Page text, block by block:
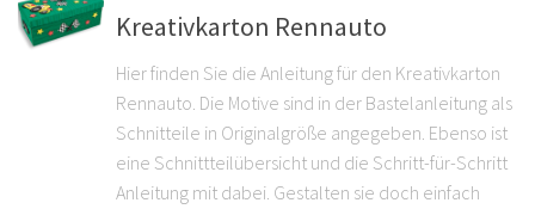
Kreativkarton Rennauto
Hier finden Sie die Anleitung für den Kreativkarton
Rennauto. Die Motive sind in der Bastelanleitung als
Schnitteile in Originalgröße angegeben. Ebenso ist
eine Schnittteilübersicht und die Schritt-für-Schritt
Anleitung mit dabei. Gestalten sie doch einfach